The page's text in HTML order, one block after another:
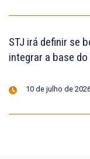
STJ irá definir se
integrar a base do
10 de julho de